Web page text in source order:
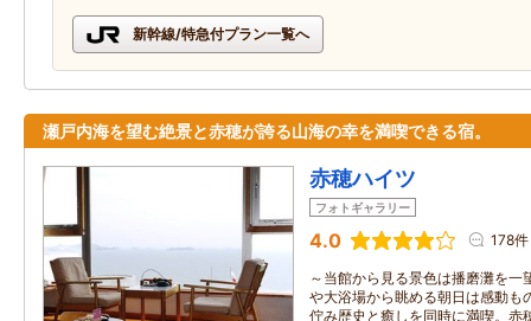
新幹線/特急付プラン一覧へ
瀬戸内海を望む絶景と赤穂が誇る山海の幸を満喫できる宿。
赤穂ハイツ
フォトギャラリー
4.0 178件
～当館から見る景色は播磨灘を一
や大浴場から眺める朝日は感動も
佇み歴史と癒しを同時に満喫。赤